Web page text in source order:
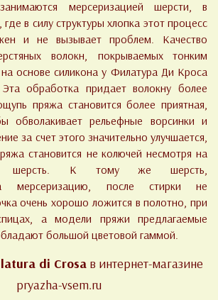
мерсеризацией шерсти, в
в силу структуры хлопка этот процесс
и не вызывает проблем. Качество
волокн, покрываемых тонким
основе силикона у Филатура Ди Кроса
обработка придает волокну более
пряжа становится более приятная,
обволакивает рельефные ворсинки и
за счет этого значительно улучшается,
становится не колючей несмотря на
К тому же шерсть,
мерсеризацию, после стирки не
очень хорошо ложится в полотно, при
а модели пряжи предлагаемые
большой цветовой гаммой.
di Crosa в интернет-магазине
pryazha-vsem.ru